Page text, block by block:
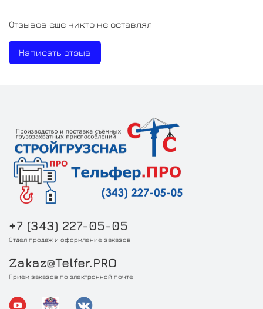
Отзывов еще никто не оставлял
Написать отзыв
+7 (343) 227-05-05
Отдел продаж и оформление заказов
Zakaz@Telfer.PRO
Приём заказов по электронной почте